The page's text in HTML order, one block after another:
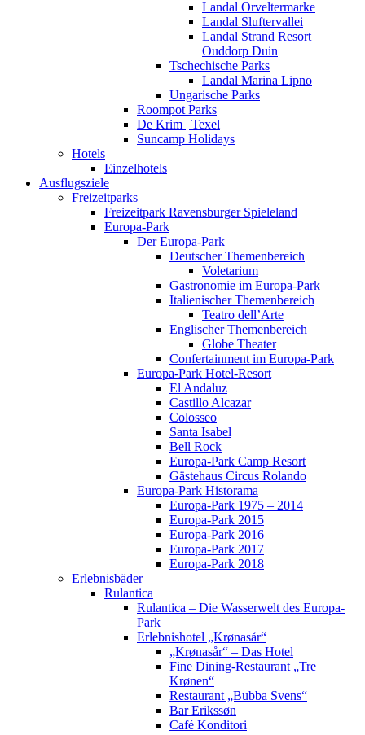
Landal Orveltermarke
Landal Sluftervallei
Landal Strand Resort
Ouddorp Duin
Tschechische Parks
Landal Marina Lipno
Ungarische Parks
Roompot Parks
De Krim | Texel
Suncamp Holidays
Hotels
Einzelhotels
Ausflugsziele
Freizeitparks
Freizeitpark Ravensburger Spieleland
Europa-Park
Der Europa-Park
Deutscher Themenbereich
Voletarium
Gastronomie im Europa-Park
Italienischer Themenbereich
Teatro dell’Arte
Englischer Themenbereich
Globe Theater
Confertainment im Europa-Park
Europa-Park Hotel-Resort
El Andaluz
Castillo Alcazar
Colosseo
Santa Isabel
Bell Rock
Europa-Park Camp Resort
Gästehaus Circus Rolando
Europa-Park Historama
Europa-Park 1975 – 2014
Europa-Park 2015
Europa-Park 2016
Europa-Park 2017
Europa-Park 2018
Erlebnisbäder
Rulantica
Rulantica – Die Wasserwelt des Europa-
Park
Erlebnishotel „Krønasår“
„Krønasår“ – Das Hotel
Fine Dining-Restaurant „Tre
Krønen“
Restaurant „Bubba Svens“
Bar Erikssøn
Café Konditori